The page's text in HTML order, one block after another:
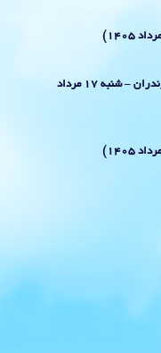
پیش بینی 7 روزه وضع هوای استان مازندران – شنبه 17 مرداد